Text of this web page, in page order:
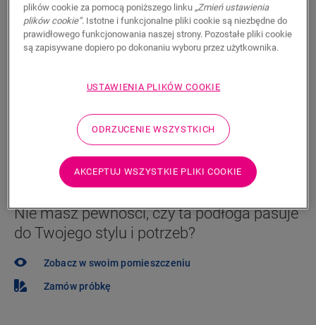
Znajdź dealera w swoim regionie
Chcesz zobaczyć tę podłogę na żywo? Nadal nurtują
WYSZUKAJ
Nie masz pewności, czy ta podłoga pasuje
do Twojego stylu i potrzeb?
Zobacz w swoim pomieszczeniu
Zamów próbkę
plików cookie za pomocą poniższego linku „Zmień ustawienia
plików cookie”. Istotne i funkcjonalne pliki cookie są niezbędne do
prawidłowego funkcjonowania naszej strony. Pozostałe pliki cookie
są zapisywane dopiero po dokonaniu wyboru przez użytkownika.
USTAWIENIA PLIKÓW COOKIE
ODRZUCENIE WSZYSTKICH
AKCEPTUJ WSZYSTKIE PLIKI COOKIE